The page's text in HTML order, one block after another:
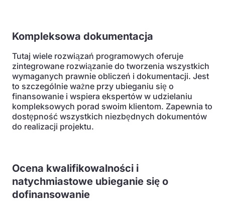
Kompleksowa dokumentacja
Tutaj wiele rozwiązań programowych oferuje
zintegrowane rozwiązanie do tworzenia wszystkich
wymaganych prawnie obliczeń i dokumentacji. Jest
to szczególnie ważne przy ubieganiu się o
finansowanie i wspiera ekspertów w udzielaniu
kompleksowych porad swoim klientom. Zapewnia to
dostępność wszystkich niezbędnych dokumentów
do realizacji projektu.
Ocena kwalifikowalności i
natychmiastowe ubieganie się o
dofinansowanie